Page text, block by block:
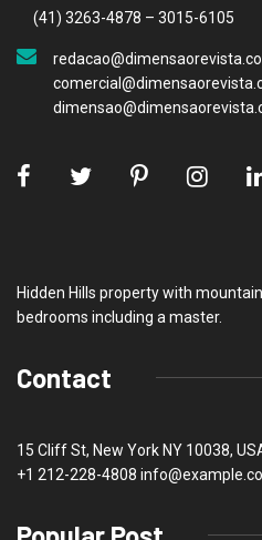
(41) 3263-4878 – 3015-6105
Hidden Hills property with
bedrooms including a master.
Contact
15 Cliff St, New York NY 10038,
+1 212-228-4808